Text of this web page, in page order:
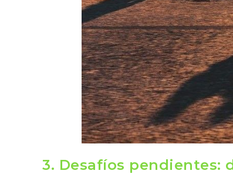
3. Desafíos pendientes: